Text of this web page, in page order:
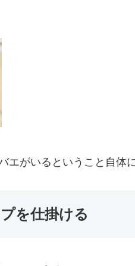
エがいるということ自体
を仕掛ける